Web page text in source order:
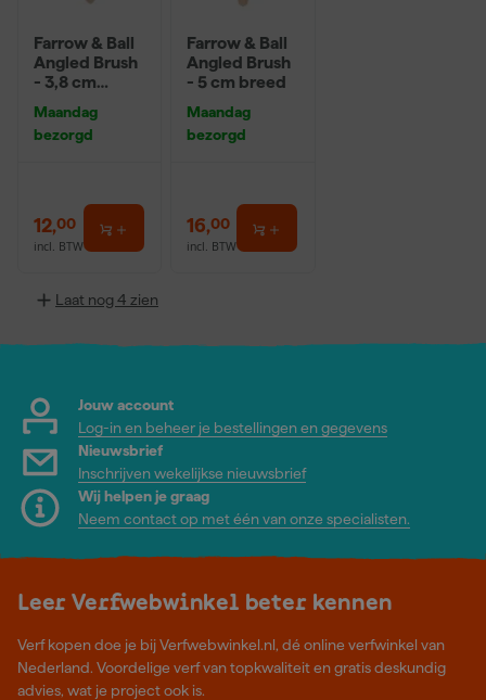
Farrow & Ball
Angled Brush
- 3,8 cm
Maandag
bezorgd
12,00
incl. BTW
Farrow & Ball
Angled Brush
- 5 cm breed
Maandag
bezorgd
16,00
incl. BTW
Laat nog 4 zien
Jouw account
Log-in en beheer je bestellingen en gegevens
Nieuwsbrief
Inschrijven wekelijkse nieuwsbrief
Wij helpen je graag
Neem contact op met één van onze specialisten.
Leer Verfwebwinkel beter kennen
Verf kopen doe je bij Verfwebwinkel.nl, dé online verfwinkel van
Nederland. Voordelige verf van topkwaliteit en gratis deskundig
advies, wat je project ook is.